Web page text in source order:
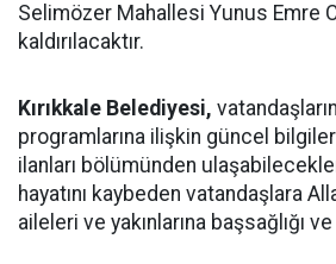
Selimözer Mahallesi Yunus Emre
kaldırılacaktır.
Kırıkkale Belediyesi,
programlarına ilişkin güncel
ilanları bölümünden
hayatını kaybeden vatandaşlara
aileleri ve yakınlarına başsağlığı